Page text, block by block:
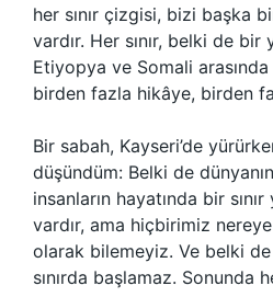
her sınır çizgisi, bizi başka
vardır. Her sınır, belki de bir
Etiyopya ve Somali arasında
birden fazla hikâye, birden
Bir sabah, Kayseri’de
düşündüm: Belki de
insanların hayatında bir
vardır, ama hiçbirimiz
olarak bilemeyiz. Ve belki
sınırda başlamaz. Sonunda